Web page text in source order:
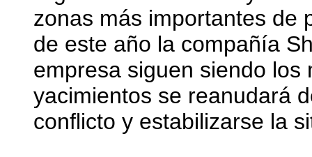
zonas más importantes de
de este año la compañía
empresa siguen siendo
yacimientos se reanudará
conflicto y estabilizarse la